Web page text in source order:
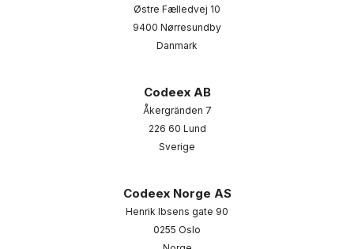
Østre Fælledvej 10
9400 Nørresundby
Danmark
Codeex AB
Åkergränden 7
226 60 Lund
Sverige
Codeex Norge AS
Henrik Ibsens gate 90
0255 Oslo